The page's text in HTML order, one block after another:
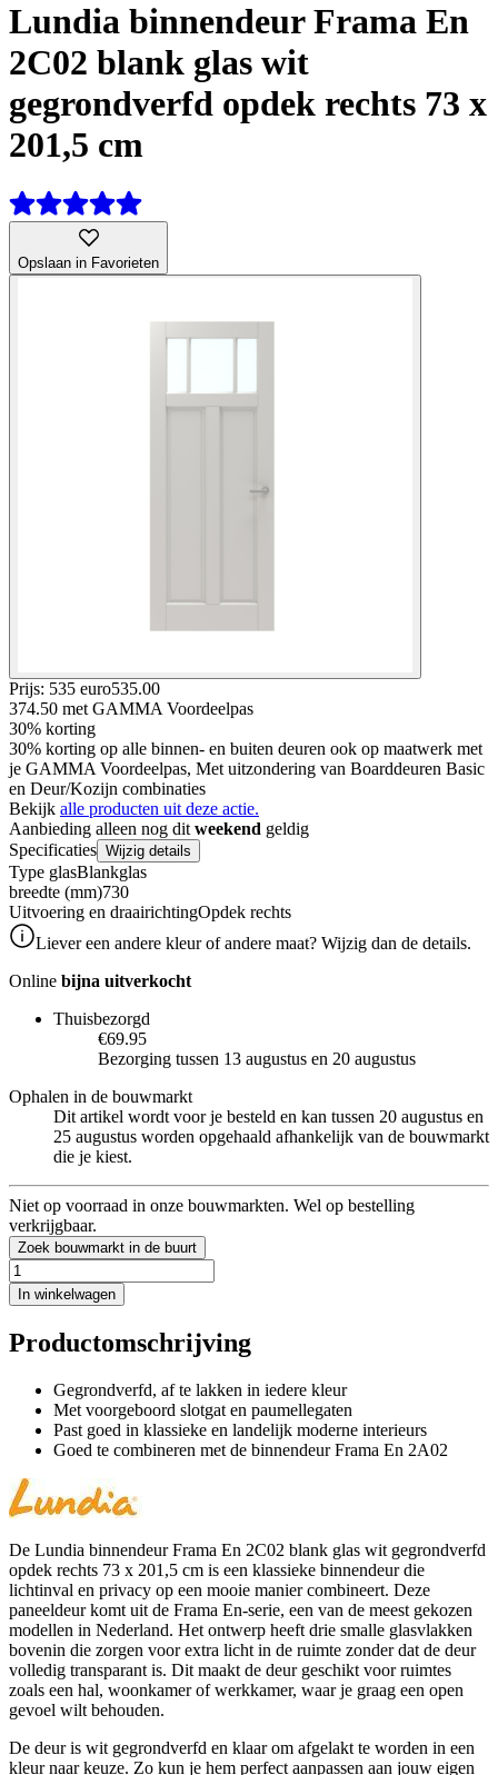
Lundia binnendeur Frama En
2C02 blank glas wit
gegrondverfd opdek rechts 73 x
201,5 cm
Opslaan in Favorieten
Prijs: 535 euro535.00
374.50 met GAMMA Voordeelpas
30% korting
30% korting op alle binnen- en buiten deuren ook op maatwerk met
je GAMMA Voordeelpas, Met uitzondering van Boarddeuren Basic
en Deur/Kozijn combinaties
Bekijk alle producten uit deze actie.
Aanbieding alleen nog dit weekend geldig
Specificaties Wijzig details
Type glasBlankglas
breedte (mm)730
Uitvoering en draairichtingOpdek rechts
Liever een andere kleur of andere maat? Wijzig dan de details.
Online bijna uitverkocht
Thuisbezorgd
€69.95
Bezorging tussen 13 augustus en 20 augustus
Ophalen in de bouwmarkt
Dit artikel wordt voor je besteld en kan tussen 20 augustus en
25 augustus worden opgehaald afhankelijk van de bouwmarkt
die je kiest.
Niet op voorraad in onze bouwmarkten. Wel op bestelling
verkrijgbaar.
Zoek bouwmarkt in de buurt
In winkelwagen
Productomschrijving
Gegrondverfd, af te lakken in iedere kleur
Met voorgeboord slotgat en paumellegaten
Past goed in klassieke en landelijk moderne interieurs
Goed te combineren met de binnendeur Frama En 2A02
De Lundia binnendeur Frama En 2C02 blank glas wit gegrondverfd
opdek rechts 73 x 201,5 cm is een klassieke binnendeur die
lichtinval en privacy op een mooie manier combineert. Deze
paneeldeur komt uit de Frama En-serie, een van de meest gekozen
modellen in Nederland. Het ontwerp heeft drie smalle glasvlakken
bovenin die zorgen voor extra licht in de ruimte zonder dat de deur
volledig transparant is. Dit maakt de deur geschikt voor ruimtes
zoals een hal, woonkamer of werkkamer, waar je graag een open
gevoel wilt behouden.
De deur is wit gegrondverfd en klaar om afgelakt te worden in een
kleur naar keuze. Zo kun je hem perfect aanpassen aan jouw eigen